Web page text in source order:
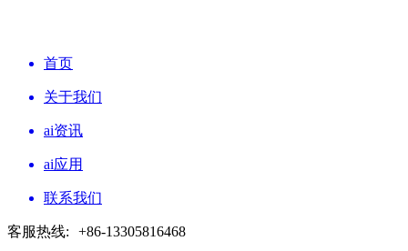
首页
关于我们
ai资讯
ai应用
联系我们
客服热线: +86-13305816468